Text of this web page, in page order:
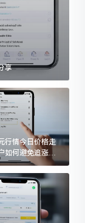
享
行情今日价格走
如何避免追涨杀